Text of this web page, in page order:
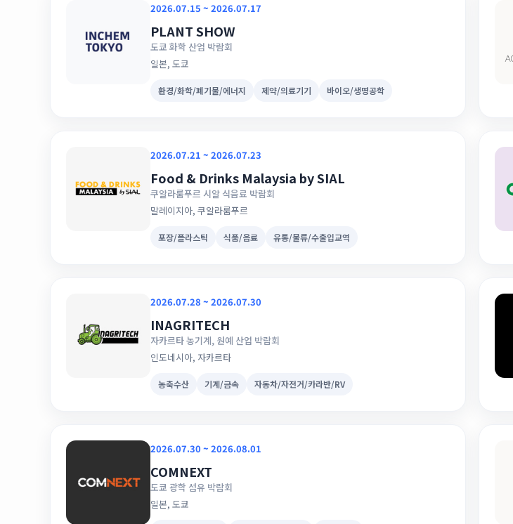
2026.07.15 ~ 2026.07.17
PLANT SHOW
도쿄 화학 산업 박람회
일본, 도쿄
환경/화학/폐기물/에너지 제약/의료기기 바이오/생명공학
2026.07.21 ~ 2026.07.23
Food & Drinks Malaysia by SIAL
쿠알라룸푸르 시알 식음료 박람회
말레이지아, 쿠알라룸푸르
포장/플라스틱 식품/음료 유통/물류/수출입교역
2026.07.28 ~ 2026.07.30
INAGRITECH
자카르타 농기계, 원예 산업 박람회
인도네시아, 자카르타
농축수산 기계/금속 자동차/자전거/카라반/RV
2026.07.30 ~ 2026.08.01
COMNEXT
도쿄 광학 섬유 박람회
일본, 도쿄